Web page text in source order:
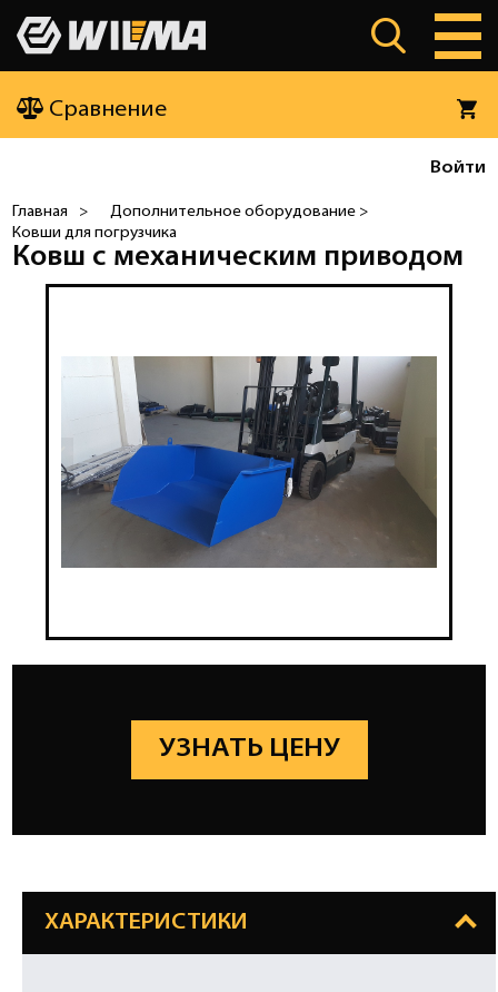
Сравнение
Войти
Главная >
Дополнительное оборудование >
Ковши для погрузчика
Ковш с механическим приводом
УЗНАТЬ ЦЕНУ
ХАРАКТЕРИСТИКИ